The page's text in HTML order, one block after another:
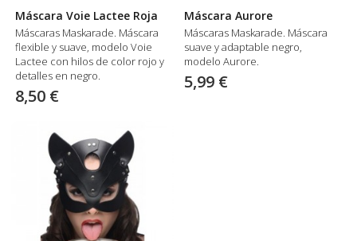
Máscara Voie Lactee Roja
Máscaras Maskarade. Máscara
flexible y suave, modelo Voie
Lactee con hilos de color rojo y
detalles en negro.
8,50 €
Máscara Aurore
Máscaras Maskarade. Máscara
suave y adaptable negro,
modelo Aurore.
5,99 €